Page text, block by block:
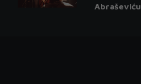
Abraševiću